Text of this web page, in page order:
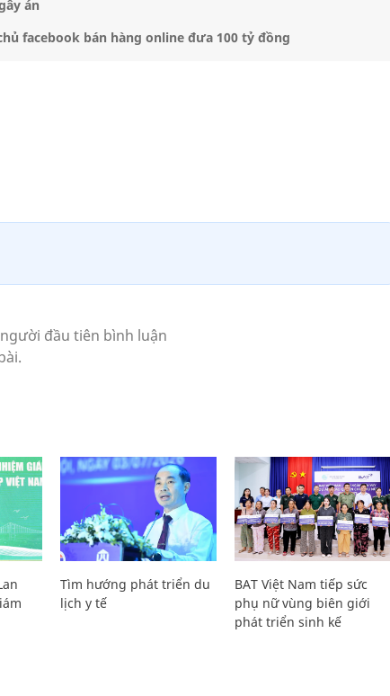
án
facebook bán hàng online đưa 100 tỷ đồng
Tìm hướng phát triển du
lịch y tế
BAT Việt Nam tiếp sức
phụ nữ vùng biên giới
phát triển sinh kế